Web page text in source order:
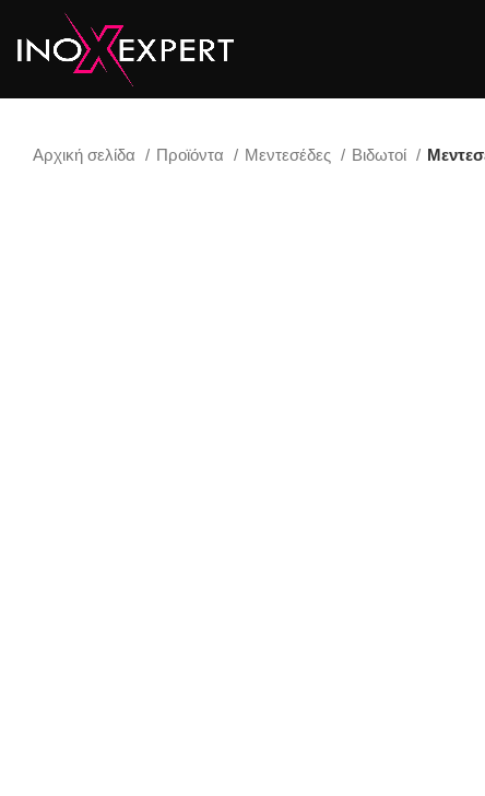
Αρχική σελίδα Προϊόντα Μεντεσέδες Βιδωτοί